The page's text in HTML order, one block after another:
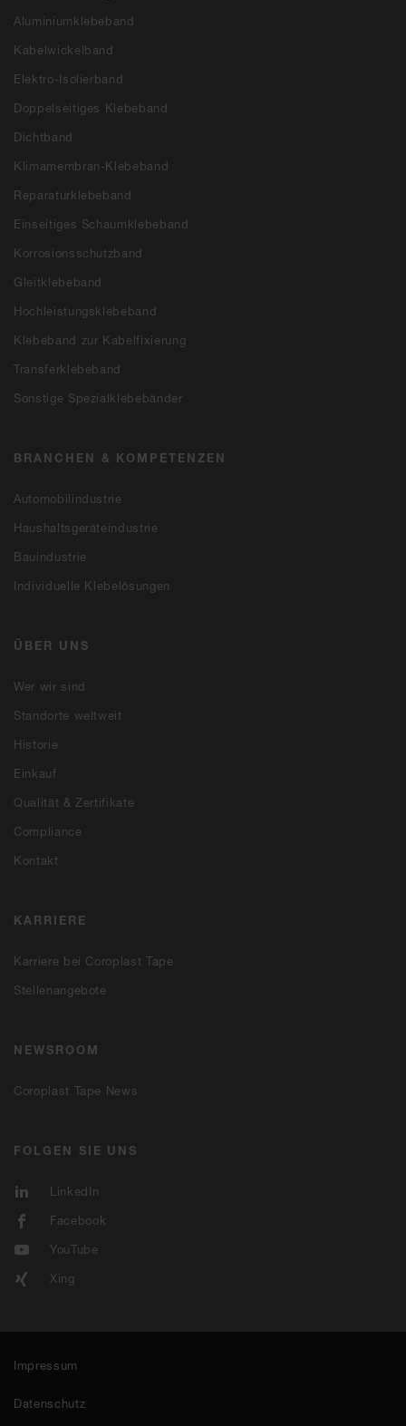
Aluminiumklebeband
Kabelwickelband
Elektro-Isolierband
Doppelseitiges Klebeband
Dichtband
Klimamembran-Klebeband
Reparaturklebeband
Einseitiges Schaumklebeband
Korrosionsschutzband
Gleitklebeband
Hochleistungsklebeband
Klebeband zur Kabelfixierung
Transferklebeband
Sonstige Spezialklebebänder
BRANCHEN & KOMPETENZEN
Automobilindustrie
Haushaltsgeräteindustrie
Bauindustrie
Individuelle Klebelösungen
ÜBER UNS
Wer wir sind
Standorte weltweit
Historie
Einkauf
Qualität & Zertifikate
Compliance
Kontakt
KARRIERE
Karriere bei Coroplast Tape
Stellenangebote
NEWSROOM
Coroplast Tape News
FOLGEN SIE UNS
LinkedIn
Facebook
YouTube
Xing
Impressum
Datenschutz